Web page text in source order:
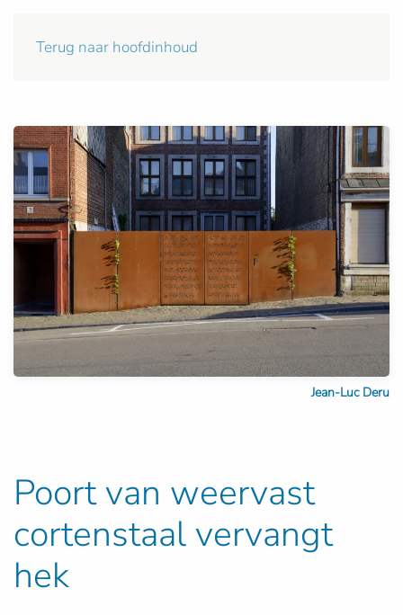
Terug naar hoofdinhoud
Jean-Luc Deru
Poort van weervast
cortenstaal vervangt
hek